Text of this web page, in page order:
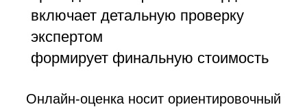
включает детальную проверку
экспертом
формирует финальную стоимость
Онлайн-оценка носит ориентировочный